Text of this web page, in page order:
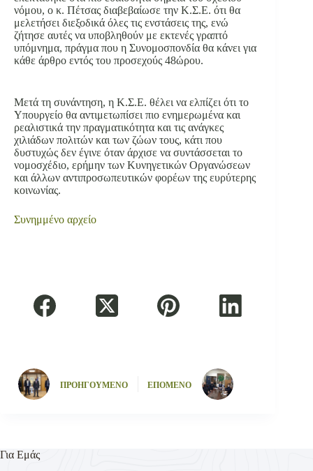
νόμου, ο κ. Πέτσας διαβεβαίωσε την Κ.Σ.Ε. ότι θα
μελετήσει διεξοδικά όλες τις ενστάσεις της, ενώ
ζήτησε αυτές να υποβληθούν με εκτενές γραπτό
υπόμνημα, πράγμα που η Συνομοσπονδία θα κάνει για
κάθε άρθρο εντός του προσεχούς 48ώρου.
Μετά τη συνάντηση, η Κ.Σ.Ε. θέλει να ελπίζει ότι το
Υπουργείο θα αντιμετωπίσει πιο ενημερωμένα και
ρεαλιστικά την πραγματικότητα και τις ανάγκες
χιλιάδων πολιτών και των ζώων τους, κάτι που
δυστυχώς δεν έγινε όταν άρχισε να συντάσσεται το
νομοσχέδιο, ερήμην των Κυνηγετικών Οργανώσεων
και άλλων αντιπροσωπευτικών φορέων της ευρύτερης
κοινωνίας.
Συνημμένο αρχείο
ΠΡΟΗΓΟΥΜΕΝΟ ΕΠΟΜΕΝΟ
Για Εμάς